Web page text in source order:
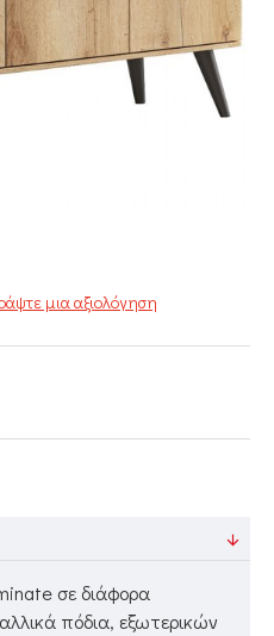
μια αξιολόγηση
σε διάφορα
πόδια, εξωτερικών